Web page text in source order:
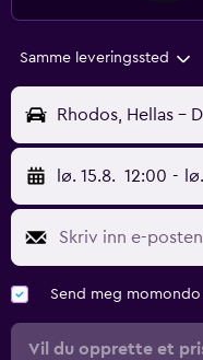
Samme leveringssted
Rhodos, Hellas -
lø. 15.8. 12:00 -
Send meg
Vil du opprette et